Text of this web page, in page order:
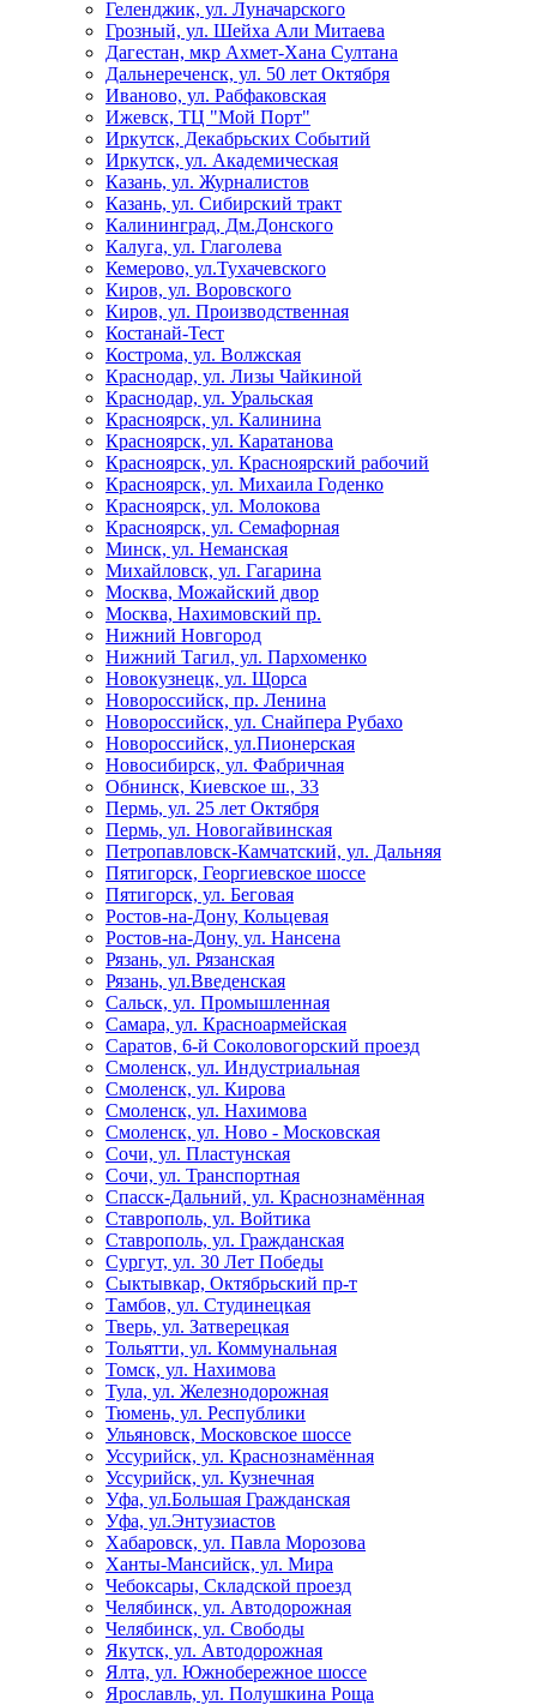
Геленджик, ул. Луначарского
Грозный, ул. Шейха Али Митаева
Дагестан, мкр Ахмет-Хана Султана
Дальнереченск, ул. 50 лет Октября
Иваново, ул. Рабфаковская
Ижевск, ТЦ "Мой Порт"
Иркутск, Декабрьских Событий
Иркутск, ул. Академическая
Казань, ул. Журналистов
Казань, ул. Сибирский тракт
Калининград, Дм.Донского
Калуга, ул. Глаголева
Кемерово, ул.Тухачевского
Киров, ул. Воровского
Киров, ул. Производственная
Костанай-Тест
Кострома, ул. Волжская
Краснодар, ул. Лизы Чайкиной
Краснодар, ул. Уральская
Красноярск, ул. Калинина
Красноярск, ул. Каратанова
Красноярск, ул. Красноярский рабочий
Красноярск, ул. Михаила Годенко
Красноярск, ул. Молокова
Красноярск, ул. Семафорная
Минск, ул. Неманская
Михайловск, ул. Гагарина
Москва, Можайский двор
Москва, Нахимовский пр.
Нижний Новгород
Нижний Тагил, ул. Пархоменко
Новокузнецк, ул. Щорса
Новороссийск, пр. Ленина
Новороссийск, ул. Снайпера Рубахо
Новороссийск, ул.Пионерская
Новосибирск, ул. Фабричная
Обнинск, Киевское ш., 33
Пермь, ул. 25 лет Октября
Пермь, ул. Новогайвинская
Петропавловск-Камчатский, ул. Дальняя
Пятигорск, Георгиевское шоссе
Пятигорск, ул. Беговая
Ростов-на-Дону, Кольцевая
Ростов-на-Дону, ул. Нансена
Рязань, ул. Рязанская
Рязань, ул.Введенская
Сальск, ул. Промышленная
Самара, ул. Красноармейская
Саратов, 6-й Соколовогорский проезд
Смоленск, ул. Индустриальная
Смоленск, ул. Кирова
Смоленск, ул. Нахимова
Смоленск, ул. Ново - Московская
Сочи, ул. Пластунская
Сочи, ул. Транспортная
Спасск-Дальний, ул. Краснознамённая
Ставрополь, ул. Войтика
Ставрополь, ул. Гражданская
Сургут, ул. 30 Лет Победы
Сыктывкар, Октябрьский пр-т
Тамбов, ул. Студинецкая
Тверь, ул. Затверецкая
Тольятти, ул. Коммунальная
Томск, ул. Нахимова
Тула, ул. Железнодорожная
Тюмень, ул. Республики
Ульяновск, Московское шоссе
Уссурийск, ул. Краснознамённая
Уссурийск, ул. Кузнечная
Уфа, ул.Большая Гражданская
Уфа, ул.Энтузиастов
Хабаровск, ул. Павла Морозова
Ханты-Мансийск, ул. Мира
Чебоксары, Складской проезд
Челябинск, ул. Автодорожная
Челябинск, ул. Свободы
Якутск, ул. Автодорожная
Ялта, ул. Южнобережное шоссе
Ярославль, ул. Полушкина Роща